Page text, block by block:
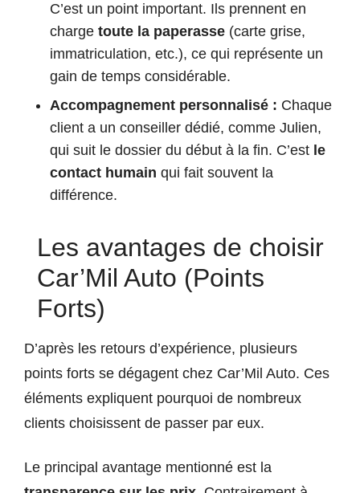
C’est un point important. Ils prennent en
charge toute la paperasse (carte grise,
immatriculation, etc.), ce qui représente un
gain de temps considérable.
Accompagnement personnalisé : Chaque
client a un conseiller dédié, comme Julien,
qui suit le dossier du début à la fin. C’est le
contact humain qui fait souvent la
différence.
Les avantages de choisir
Car’Mil Auto (Points
Forts)
D’après les retours d’expérience, plusieurs
points forts se dégagent chez Car’Mil Auto. Ces
éléments expliquent pourquoi de nombreux
clients choisissent de passer par eux.
Le principal avantage mentionné est la